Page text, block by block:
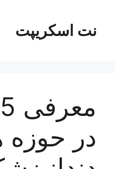
محتوانت اسکریپت
در حوزه